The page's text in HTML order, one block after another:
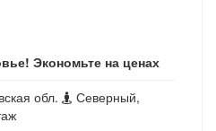
Экономьте на ценах
обл.
Северный,